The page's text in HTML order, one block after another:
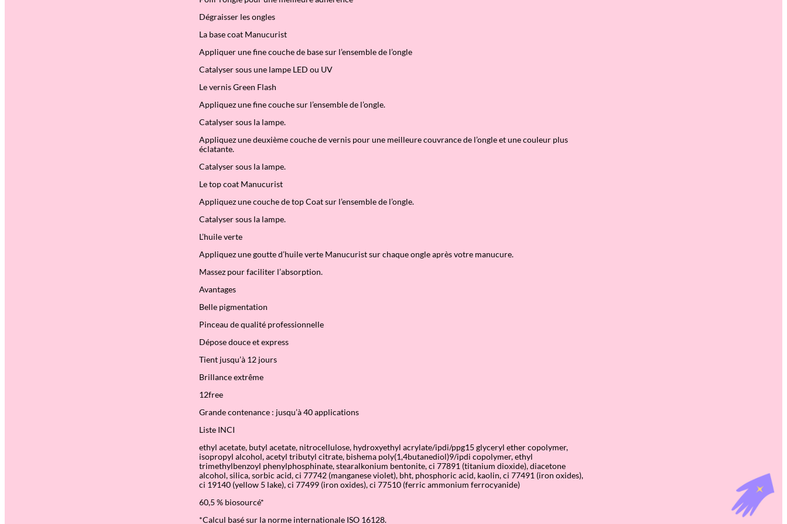
Dégraisser les ongles
La base coat Manucurist
Appliquer une fine couche de base sur l’ensemble de l’ongle
Catalyser sous une lampe LED ou UV
Le vernis Green Flash
Appliquez une fine couche sur l’ensemble de l’ongle.
Catalyser sous la lampe.
Appliquez une deuxième couche de vernis pour une meilleure couvrance de l’ongle et une couleur plus
éclatante.
Catalyser sous la lampe.
Le top coat Manucurist
Appliquez une couche de top Coat sur l’ensemble de l’ongle.
Catalyser sous la lampe.
L’huile verte
Appliquez une goutte d’huile verte Manucurist sur chaque ongle après votre manucure.
Massez pour faciliter l’absorption.
Avantages
Belle pigmentation
Pinceau de qualité professionnelle
Dépose douce et express
Tient jusqu’à 12 jours
Brillance extrême
12free
Grande contenance : jusqu’à 40 applications
Liste INCI
ethyl acetate, butyl acetate, nitrocellulose, hydroxyethyl acrylate/ipdi/ppg15 glyceryl ether copolymer,
isopropyl alcohol, acetyl tributyl citrate, bishema poly(1,4butanediol)9/ipdi copolymer, ethyl
trimethylbenzoyl phenylphosphinate, stearalkonium bentonite, ci 77891 (titanium dioxide), diacetone
alcohol, silica, sorbic acid, ci 77742 (manganese violet), bht, phosphoric acid, kaolin, ci 77491 (iron oxides),
ci 19140 (yellow 5 lake), ci 77499 (iron oxides), ci 77510 (ferric ammonium ferrocyanide)
60,5 % biosourcé*
*Calcul basé sur la norme internationale ISO 16128.